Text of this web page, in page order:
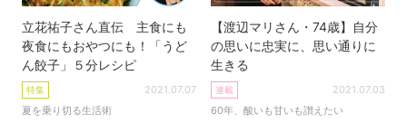
立花祐子さん直伝 主食にも
夜食にもおやつにも！「うど
ん餃子」５分レシピ
特集
夏を乗り切る生活術
2021.07.07
【渡辺マリさん・74歳】自分
の思いに忠実に、思い通りに
生きる
連載
60年、酸いも甘いも讃えたい
2021.07.03